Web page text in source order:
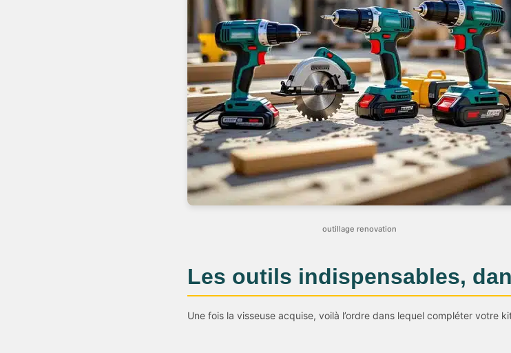
outillage renovation
Les outils indispensables,
Une fois la visseuse acquise, voilà l’ordre dans lequel compléter votre